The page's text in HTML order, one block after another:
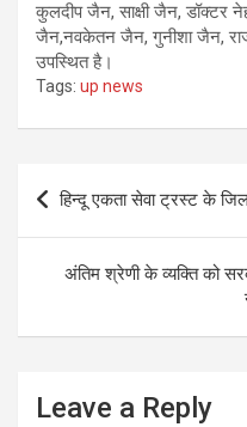
कुलदीप जैन, साक्षी जैन, डॉक्टर
जैन,नवकेतन जैन, गुनीशा जैन,
उपस्थित है।
Tags: up news
Post
navigation
हिन्दू एकता सेवा ट्रस्ट के
अंतिम श्रेणी के व्यक्ति को
Leave a Reply